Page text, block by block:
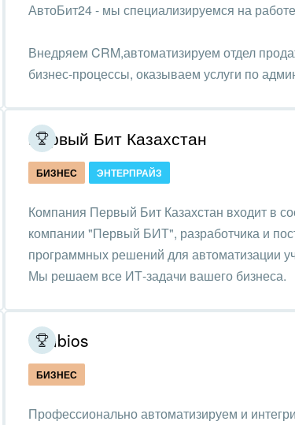
АвтоБит24 - мы специализируемся на
Внедряем CRM,автоматизируем отдел
бизнес-процессы, оказываем услуги по
Первый Бит Казахстан
БИЗНЕС ЭНТЕРПРАЙЗ
Компания Первый Бит Казахстан входит в
компании "Первый БИТ", разработчика и
программных решений для автоматизации
Мы решаем все ИТ-задачи вашего бизнеса.
Simbios
БИЗНЕС
Профессионально автоматизируем и